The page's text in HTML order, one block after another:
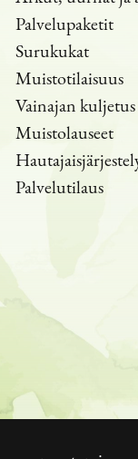
Palvelupaketit
Surukukat
Muistotilaisuus
Vainajan kuljetus
Muistolauseet
Palvelutilaus